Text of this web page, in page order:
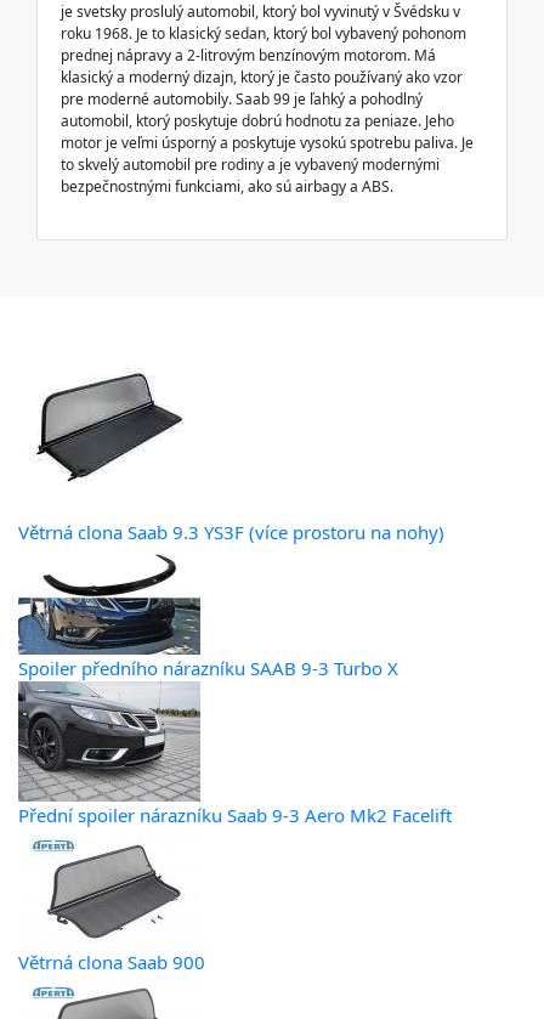
je svetsky proslulý automobil, ktorý bol vyvinutý v Švédsku v
roku 1968. Je to klasický sedan, ktorý bol vybavený pohonom
prednej nápravy a 2-litrovým benzínovým motorom. Má
klasický a moderný dizajn, ktorý je často používaný ako vzor
pre moderné automobily. Saab 99 je ľahký a pohodlný
automobil, ktorý poskytuje dobrú hodnotu za peniaze. Jeho
motor je veľmi úsporný a poskytuje vysokú spotrebu paliva. Je
to skvelý automobil pre rodiny a je vybavený modernými
bezpečnostnými funkciami, ako sú airbagy a ABS.
Větrná clona Saab 9.3 YS3F (více prostoru na nohy)
Spoiler předního nárazníku SAAB 9-3 Turbo X
Přední spoiler nárazníku Saab 9-3 Aero Mk2 Facelift
Větrná clona Saab 900